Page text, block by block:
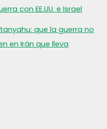
con EE.UU. e Israel
que la guerra no
en Irán que lleva